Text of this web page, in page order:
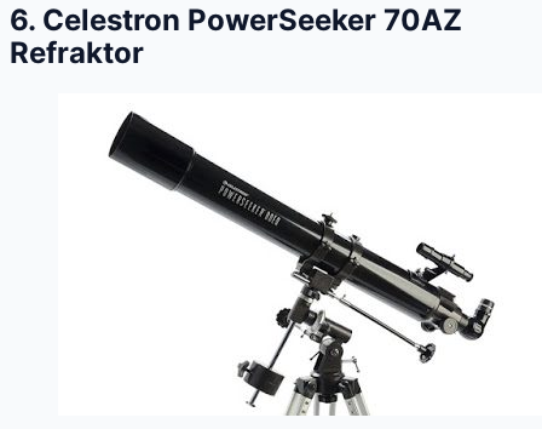
6. Celestron PowerSeeker 70AZ
Refraktor